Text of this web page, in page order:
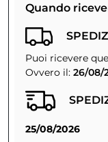
Quando
Puoi ricevere
Ovvero il: 26/08/
25/08/2026